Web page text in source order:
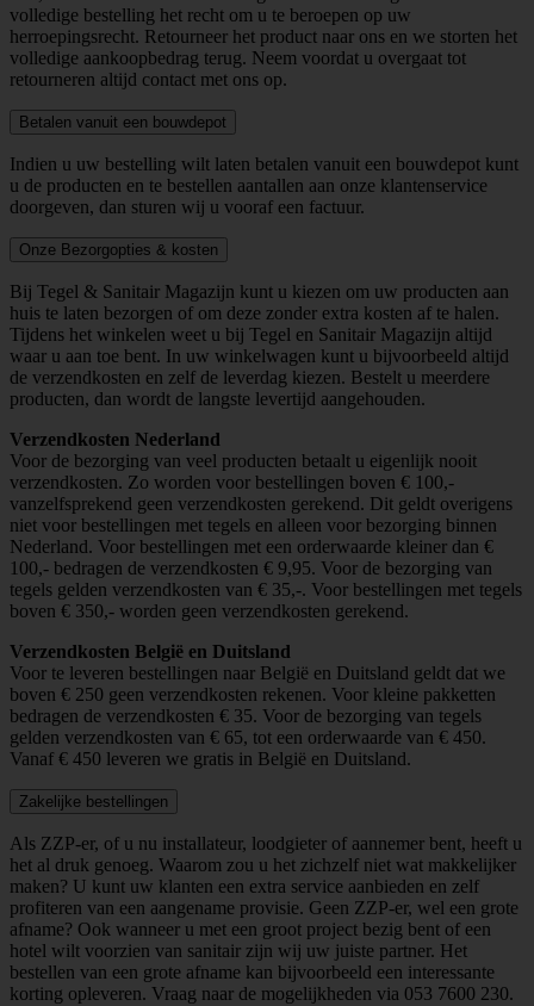
volledige bestelling het recht om u te beroepen op uw
herroepingsrecht. Retourneer het product naar ons en we storten het
volledige aankoopbedrag terug. Neem voordat u overgaat tot
retourneren altijd contact met ons op.
Betalen vanuit een bouwdepot
Indien u uw bestelling wilt laten betalen vanuit een bouwdepot kunt
u de producten en te bestellen aantallen aan onze klantenservice
doorgeven, dan sturen wij u vooraf een factuur.
Onze Bezorgopties & kosten
Bij Tegel & Sanitair Magazijn kunt u kiezen om uw producten aan
huis te laten bezorgen of om deze zonder extra kosten af te halen.
Tijdens het winkelen weet u bij Tegel en Sanitair Magazijn altijd
waar u aan toe bent. In uw winkelwagen kunt u bijvoorbeeld altijd
de verzendkosten en zelf de leverdag kiezen. Bestelt u meerdere
producten, dan wordt de langste levertijd aangehouden.
Verzendkosten Nederland
Voor de bezorging van veel producten betaalt u eigenlijk nooit
verzendkosten. Zo worden voor bestellingen boven € 100,-
vanzelfsprekend geen verzendkosten gerekend. Dit geldt overigens
niet voor bestellingen met tegels en alleen voor bezorging binnen
Nederland. Voor bestellingen met een orderwaarde kleiner dan €
100,- bedragen de verzendkosten € 9,95. Voor de bezorging van
tegels gelden verzendkosten van € 35,-. Voor bestellingen met tegels
boven € 350,- worden geen verzendkosten gerekend.
Verzendkosten België en Duitsland
Voor te leveren bestellingen naar België en Duitsland geldt dat we
boven € 250 geen verzendkosten rekenen. Voor kleine pakketten
bedragen de verzendkosten € 35. Voor de bezorging van tegels
gelden verzendkosten van € 65, tot een orderwaarde van € 450.
Vanaf € 450 leveren we gratis in België en Duitsland.
Zakelijke bestellingen
Als ZZP-er, of u nu installateur, loodgieter of aannemer bent, heeft u
het al druk genoeg. Waarom zou u het zichzelf niet wat makkelijker
maken? U kunt uw klanten een extra service aanbieden en zelf
profiteren van een aangename provisie. Geen ZZP-er, wel een grote
afname? Ook wanneer u met een groot project bezig bent of een
hotel wilt voorzien van sanitair zijn wij uw juiste partner. Het
bestellen van een grote afname kan bijvoorbeeld een interessante
korting opleveren. Vraag naar de mogelijkheden via 053 7600 230.